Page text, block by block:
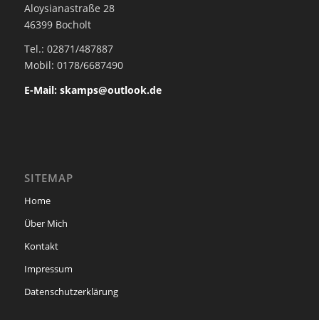
Aloysianastraße 28
46399 Bocholt
Tel.: 02871/487887
Mobil: 0178/6687490
E-Mail: skamps@outlook.de
SITEMAP
Home
Über Mich
Kontakt
Impressum
Datenschutzerklärung